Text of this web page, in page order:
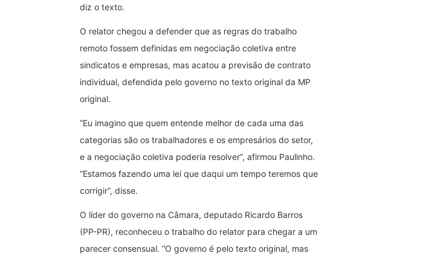
diz o texto.
O relator chegou a defender que as regras do trabalho
remoto fossem definidas em negociação coletiva entre
sindicatos e empresas, mas acatou a previsão de contrato
individual, defendida pelo governo no texto original da MP
original.
“Eu imagino que quem entende melhor de cada uma das
categorias são os trabalhadores e os empresários do setor,
e a negociação coletiva poderia resolver”, afirmou Paulinho.
“Estamos fazendo uma lei que daqui um tempo teremos que
corrigir”, disse.
O líder do governo na Câmara, deputado Ricardo Barros
(PP-PR), reconheceu o trabalho do relator para chegar a um
parecer consensual. “O governo é pelo texto original, mas